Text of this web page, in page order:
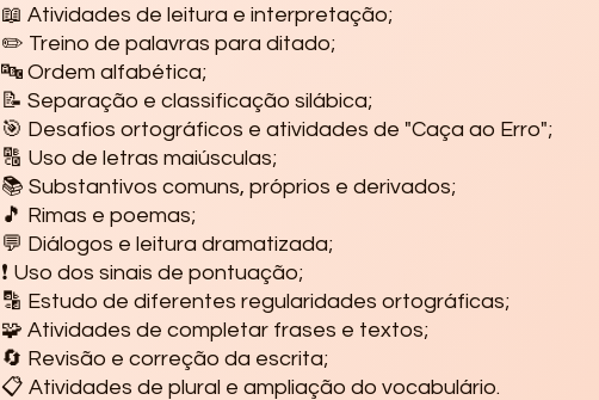
📖 Atividades de leitura e interpretação;
✏️ Treino de palavras para ditado;
🔤 Ordem alfabética;
📝 Separação e classificação silábica;
🎯 Desafios ortográficos e atividades de "Caça ao Erro";
🔠 Uso de letras maiúsculas;
📚 Substantivos comuns, próprios e derivados;
🎵 Rimas e poemas;
💬 Diálogos e leitura dramatizada;
❗ Uso dos sinais de pontuação;
🔡 Estudo de diferentes regularidades ortográficas;
🧩 Atividades de completar frases e textos;
🔄 Revisão e correção da escrita;
📋 Atividades de plural e ampliação do vocabulário.